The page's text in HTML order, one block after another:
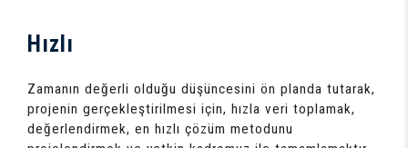
Hızlı
Zamanın değerli olduğu düşüncesini ön planda tutarak,
projenin gerçekleştirilmesi için, hızla veri toplamak,
değerlendirmek, en hızlı çözüm metodunu